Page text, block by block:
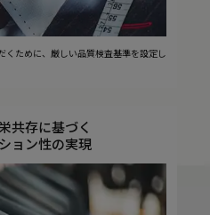
くために、厳しい品質検査基準を設定し
共存に基づく
ョン性の実現